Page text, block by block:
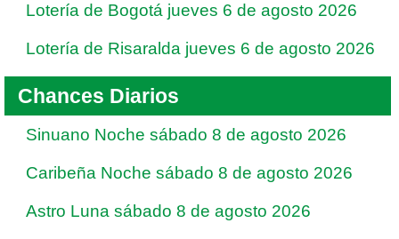
Lotería de Bogotá jueves 6 de agosto 2026
Lotería de Risaralda jueves 6 de agosto 2026
Chances Diarios
Sinuano Noche sábado 8 de agosto 2026
Caribeña Noche sábado 8 de agosto 2026
Astro Luna sábado 8 de agosto 2026